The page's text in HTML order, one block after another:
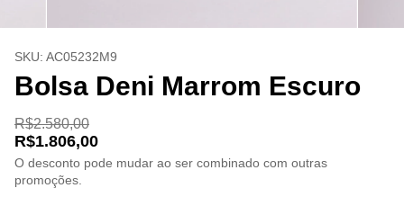
SKU: AC05232M9
Bolsa Deni Marrom Escuro
R$2.580,00
R$1.806,00
O desconto pode mudar ao ser combinado com outras
promoções.